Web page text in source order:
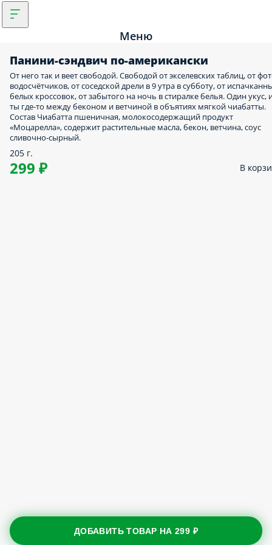
Меню
Панини-сэндвич по-американски
От него так и веет свободой. Свободой от экселевских таблиц, от
водосчётчиков, от соседской дрели в 9 утра в субботу, от
белых кроссовок, от забытого на ночь в стиралке белья. Один укус,
ты где-то между беконом и ветчиной в объятиях мягкой чиабатты.
Состав Чиабатта пшеничная, молокосодержащий продукт
«Моцарелла», содержит растительные масла, бекон, ветчина, соус
сливочно-сырный.
205 г.
299 ₽ В
ДОБАВИТЬ ТОВАР НА299 ₽